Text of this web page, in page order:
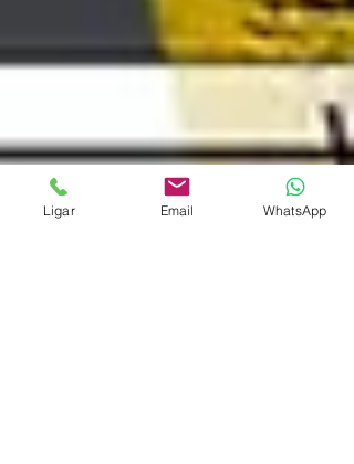
Ligar Email WhatsApp